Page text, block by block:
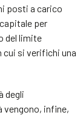
posti a carico
per
del limite
cui si verifichi una
degli
infine,